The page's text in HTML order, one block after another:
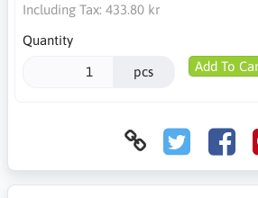
Including Tax: 433.80 kr
Quantity
pcs Add To